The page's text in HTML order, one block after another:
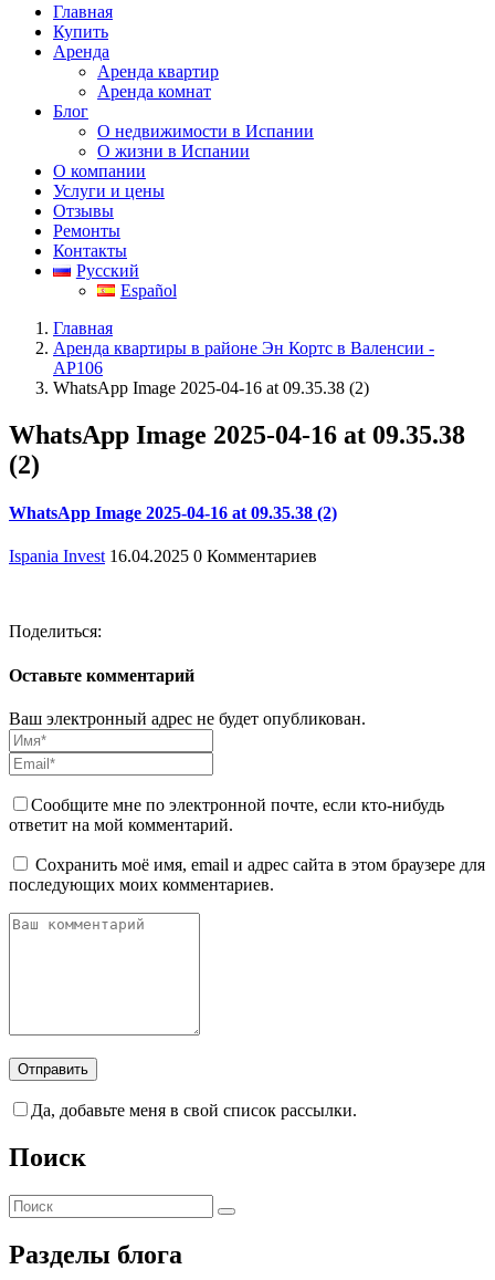
Главная
Купить
Аренда
Аренда квартир
Аренда комнат
Блог
О недвижимости в Испании
О жизни в Испании
О компании
Услуги и цены
Отзывы
Ремонты
Контакты
Русский
Español
Главная
Аренда квартиры в районе Эн Кортс в Валенсии -
АР106
WhatsApp Image 2025-04-16 at 09.35.38 (2)
WhatsApp Image 2025-04-16 at 09.35.38
(2)
WhatsApp Image 2025-04-16 at 09.35.38 (2)
Ispania Invest 16.04.2025 0 Комментариев
Поделиться:
Оставьте комментарий
Ваш электронный адрес не будет опубликован.
Сообщите мне по электронной почте, если кто-нибудь
ответит на мой комментарий.
Сохранить моё имя, email и адрес сайта в этом браузере для
последующих моих комментариев.
Да, добавьте меня в свой список рассылки.
Поиск
Разделы блога